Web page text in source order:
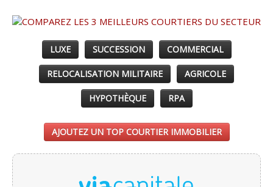
ESPACE COURTIER ▼
LUXE SUCCESSION COMMERCIAL
RELOCALISATION MILITAIRE AGRICOLE
HYPOTHÈQUE RPA
AJOUTEZ UN TOP COURTIER IMMOBILIER